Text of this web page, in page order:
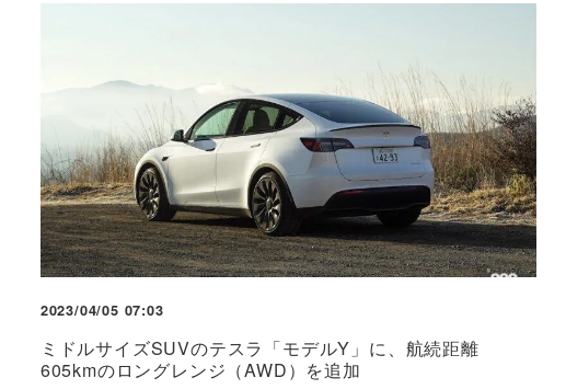
2023/04/05 07:03
ミドルサイズSUVのテスラ「モデルY」に、航続距離
605kmのロングレンジ（AWD）を追加